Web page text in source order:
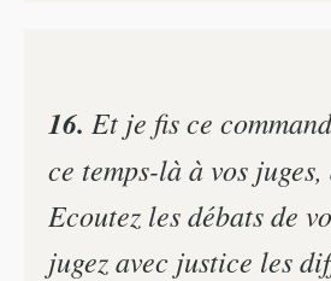
16. Et je fis ce
ce temps-là à vos
Ecoutez les débats de
jugez avec justice les